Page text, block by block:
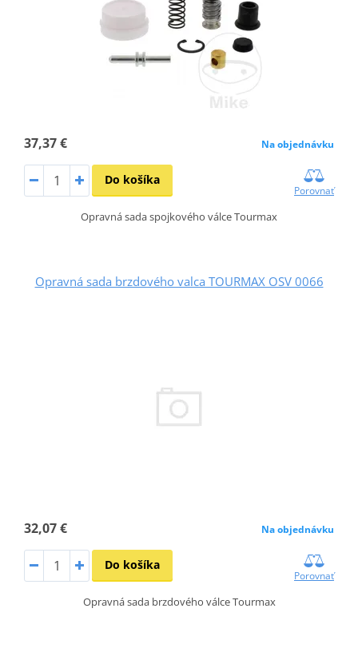
37,37 € Na objednávku
Do košíka
Porovnať
Opravná sada spojkového válce Tourmax
Opravná sada brzdového valca TOURMAX OSV 0066
32,07 € Na objednávku
Do košíka
Porovnať
Opravná sada brzdového válce Tourmax